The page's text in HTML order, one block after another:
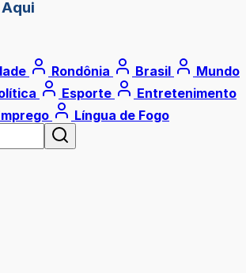
Rondônia Brasil
Mundo
Esporte
Entretenimento
Língua de Fogo